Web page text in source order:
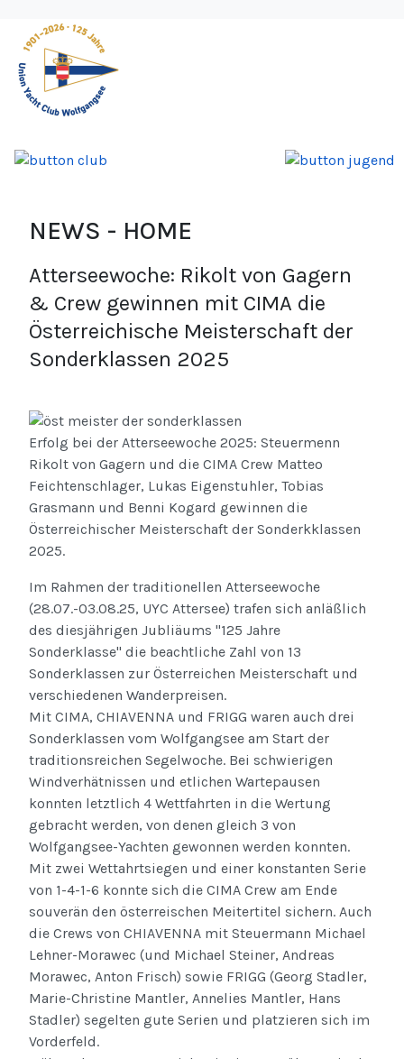
NEWS - HOME
Atterseewoche: Rikolt von Gagern
& Crew gewinnen mit CIMA die
Österreichische Meisterschaft der
Sonderklassen 2025
Erfolg bei der Atterseewoche 2025: Steuermenn
Rikolt von Gagern und die CIMA Crew Matteo
Feichtenschlager, Lukas Eigenstuhler, Tobias
Grasmann und Benni Kogard gewinnen die
Österreichischer Meisterschaft der Sonderkklassen
2025.
Im Rahmen der traditionellen Atterseewoche
(28.07.-03.08.25, UYC Attersee) trafen sich anläßlich
des diesjährigen Jubliäums "125 Jahre
Sonderklasse" die beachtliche Zahl von 13
Sonderklassen zur Österreichen Meisterschaft und
verschiedenen Wanderpreisen.
Mit CIMA, CHIAVENNA und FRIGG waren auch drei
Sonderklassen vom Wolfgangsee am Start der
traditionsreichen Segelwoche. Bei schwierigen
Windverhätnissen und etlichen Wartepausen
konnten letztlich 4 Wettfahrten in die Wertung
gebracht werden, von denen gleich 3 von
Wolfgangsee-Yachten gewonnen werden konnten.
Mit zwei Wettahrtsiegen und einer konstanten Serie
von 1-4-1-6 konnte sich die CIMA Crew am Ende
souverän den österreischen Meitertitel sichern. Auch
die Crews von CHIAVENNA mit Steuermann Michael
Lehner-Morawec (und Michael Steiner, Andreas
Morawec, Anton Frisch) sowie FRIGG (Georg Stadler,
Marie-Christine Mantler, Annelies Mantler, Hans
Stadler) segelten gute Serien und platzieren sich im
Vorderfeld.